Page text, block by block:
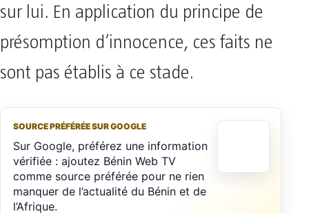
sur lui. En application du principe de
présomption d’innocence, ces faits ne
sont pas établis à ce stade.
SOURCE PRÉFÉRÉE SUR GOOGLE
Sur Google, préférez une information
vérifiée : ajoutez Bénin Web TV
comme source préférée pour ne rien
manquer de l’actualité du Bénin et de
l’Afrique.